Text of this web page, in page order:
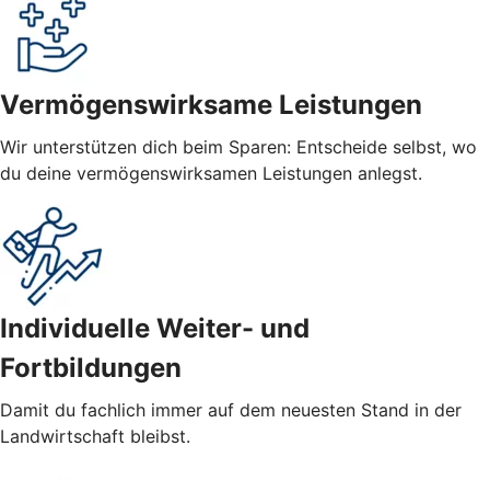
Vermögenswirksame Leistungen
Wir unterstützen dich beim Sparen: Entscheide selbst, wo
du deine vermögenswirksamen Leistungen anlegst.
Individuelle Weiter- und
Fortbildungen
Damit du fachlich immer auf dem neuesten Stand in der
Landwirtschaft bleibst.